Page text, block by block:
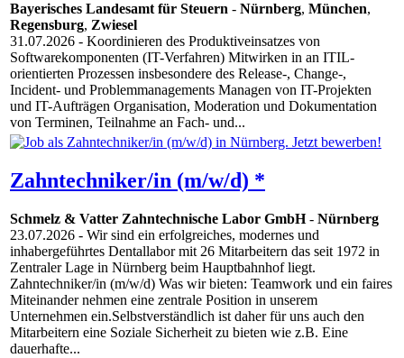
Bayerisches Landesamt für Steuern - Nürnberg, München,
Regensburg, Zwiesel
31.07.2026 - Koordinieren des Produktiveinsatzes von
Softwarekomponenten (IT-Verfahren) Mitwirken in an ITIL-
orientierten Prozessen insbesondere des Release-, Change-,
Incident- und Problemmanagements Managen von IT-Projekten
und IT-Aufträgen Organisation, Moderation und Dokumentation
von Terminen, Teilnahme an Fach- und...
Zahntechniker/in (m/w/d) *
Schmelz & Vatter Zahntechnische Labor GmbH- Nürnberg
23.07.2026 - Wir sind ein erfolgreiches, modernes und
inhabergeführtes Dentallabor mit 26 Mitarbeitern das seit 1972 in
Zentraler Lage in Nürnberg beim Hauptbahnhof liegt.
Zahntechniker/in (m/w/d) Was wir bieten: Teamwork und ein faires
Miteinander nehmen eine zentrale Position in unserem
Unternehmen ein.Selbstverständlich ist daher für uns auch den
Mitarbeitern eine Soziale Sicherheit zu bieten wie z.B. Eine
dauerhafte...